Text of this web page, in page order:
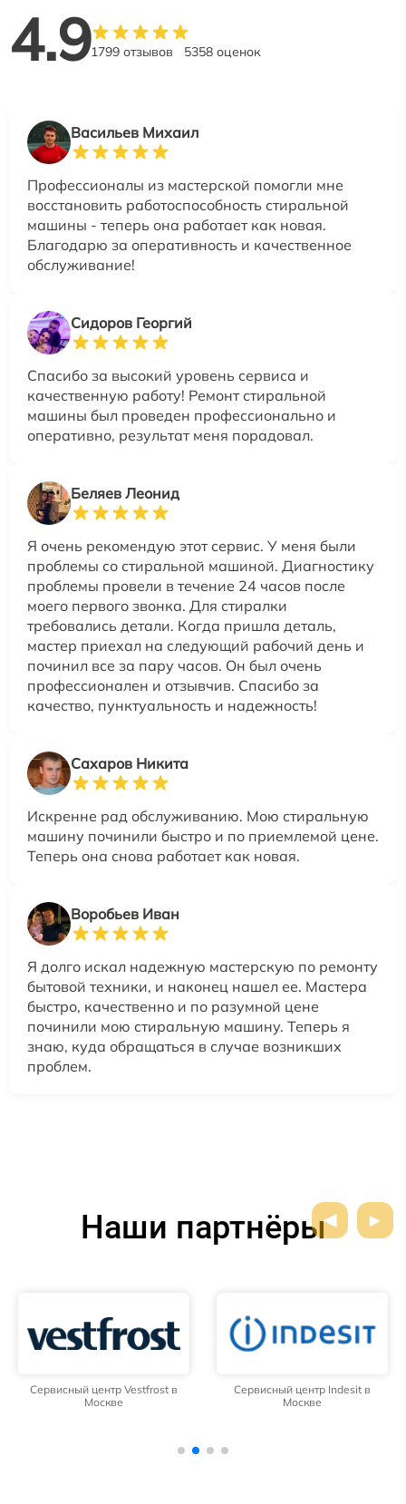
4.91799 отзывов 5358 оценок
Васильев Михаил
Профессионалы из мастерской помогли мне
восстановить работоспособность стиральной
машины - теперь она работает как новая.
Благодарю за оперативность и качественное
обслуживание!
Сидоров Георгий
Спасибо за высокий уровень сервиса и
качественную работу! Ремонт стиральной
машины был проведен профессионально и
оперативно, результат меня порадовал.
Беляев Леонид
Я очень рекомендую этот сервис. У меня были
проблемы со стиральной машиной. Диагностику
проблемы провели в течение 24 часов после
моего первого звонка. Для стиралки
требовались детали. Когда пришла деталь,
мастер приехал на следующий рабочий день и
починил все за пару часов. Он был очень
профессионален и отзывчив. Спасибо за
качество, пунктуальность и надежность!
Сахаров Никита
Искренне рад обслуживанию. Мою стиральную
машину починили быстро и по приемлемой цене.
Теперь она снова работает как новая.
Воробьев Иван
Я долго искал надежную мастерскую по ремонту
бытовой техники, и наконец нашел ее. Мастера
быстро, качественно и по разумной цене
починили мою стиральную машину. Теперь я
знаю, куда обращаться в случае возникших
проблем.
Наши партнёры
Сервисный центр Vestfrost в
Москве
Сервисный центр Indesit в
Москве